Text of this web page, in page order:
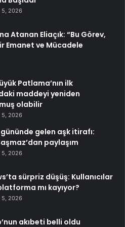
5, 2026
Atanan Eliaçık: “Bu Görev,
Emanet ve Mücadele
Patlama’nın ilk
maddeyi yeniden
olabilir
5, 2026
gelen aşk itirafı:
paylaşım
5, 2026
sürpriz düşüş: Kullanıcılar
mı kayıyor?
5, 2026
akıbeti belli oldu